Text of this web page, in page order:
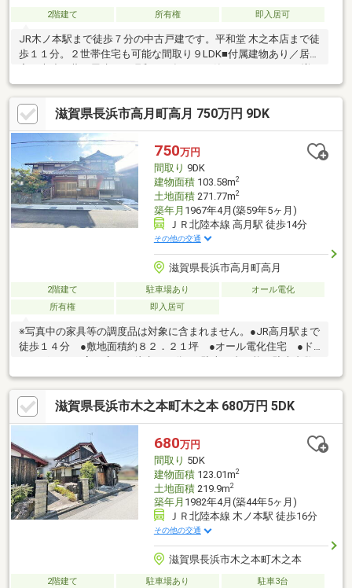
2階建て 所有権 即入居可
JR木ノ本駅まで徒歩７分の中古戸建です。平和堂 木之本店まで徒
歩１１分。２世帯住宅も可能な間取り９LDK■付属建物あり／居
築未登記部分あり ■建物再建築時、セットバック約２．９㎡要
す ■設備：公営水道、側溝、汚水ー個別浄化槽、個別PG
滋賀県長浜市高月町高月 750万円 9DK
750万円
間取り 9DK
建物面積103.58m2
土地面積271.77m2
築年月 1967年4月(築59年5ヶ月)
ＪＲ北陸本線 高月駅 徒歩14分
その他の交通
滋賀県長浜市高月町高月
2階建て 駐車場あり
オール電化
所有権
即入居可
※写真中の家具等の調度品は対象に含まれません。●JR高月駅まで
徒歩１４分 ●敷地面積約８２．２１坪 ●オール電化住宅 ●ド
ラッグユタカ 高月店まで徒歩１０分 ■駐車１台可能（駐車台数
は車種による。） ■設備：電気、側溝、公営水道、汚水-本下
水、雑排水-本下水、ＩＨクッキングヒータ、シャッター雨戸、給
湯、オール電化、エアコン、庭
滋賀県長浜市木之本町木之本 680万円 5DK
680万円
間取り 5DK
建物面積123.01m2
土地面積219.9m2
築年月 1982年4月(築44年5ヶ月)
ＪＲ北陸本線 木ノ本駅 徒歩16分
その他の交通
滋賀県長浜市木之本町木之本
2階建て 駐車場あり
駐車3台